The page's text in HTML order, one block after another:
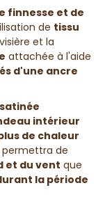
finnesse et de
de tissu
et la
attachée à l'aide
d'une ancre
intérieur
de chaleur
permettra de
et du vent que
la période